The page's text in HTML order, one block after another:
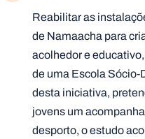
Reabilitar as
de Namaacha para
acolhedor e
de uma Escola
desta iniciativa,
jovens um
desporto, o estudo
n
a
t
a
c
t
o
s
N
e
w
s